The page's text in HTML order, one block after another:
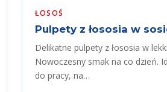
ŁOSOŚ
Pulpety z łososia w
Delikatne pulpety z łososia w
Nowoczesny smak na co dzień.
do pracy, na…